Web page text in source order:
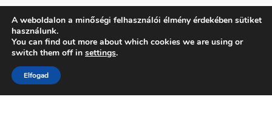
Társoldalak
Otthon és dekoráció
Kertikék kertmagazin
A weboldalon a minőségi felhasználói élmény érdekében sütiket
használunk.
You can find out more about which cookies we are using or
switch them off in settings.
Elfogad